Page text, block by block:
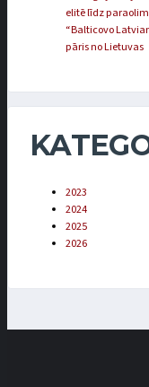
elitē līdz
“Balticovo
pāris no Lietuvas
2023
2024
2025
2026